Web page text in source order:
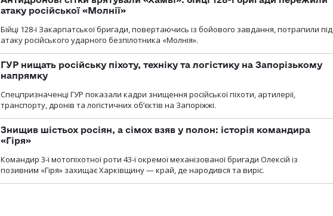
атаку російської «Молнії»
Бійці 128-ї Закарпатської бригади, повертаючись із бойового завдання, потрапили під
атаку російського ударного безпілотника «Молнія».
ГУР нищать російську піхоту, техніку та логістику на Запорізькому
напрямку
Спецпризначенці ГУР показали кадри знищення російської піхоти, артилерії,
транспорту, дронів та логістичних об’єктів на Запоріжжі.
Знищив шістьох росіян, а сімох взяв у полон: історія командира
«Гіря»
Командир 3-ї мотопіхотної роти 43-ї окремої механізованої бригади Олексій із
позивним «Гіря» захищає Харківщину — край, де народився та виріс.